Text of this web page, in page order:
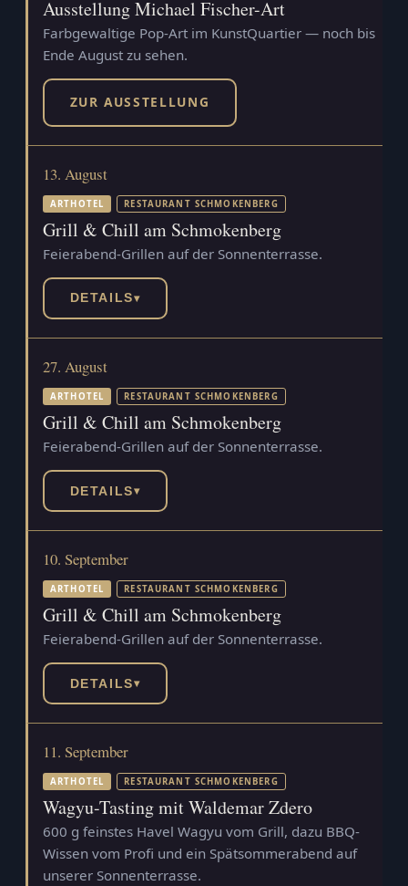
Ausstellung Michael Fischer-Art
Farbgewaltige Pop-Art im KunstQuartier — noch bis
Ende August zu sehen.
ZUR AUSSTELLUNG
13. August
ARTHOTEL RESTAURANT SCHMOKENBERG
Grill & Chill am Schmokenberg
Feierabend-Grillen auf der Sonnenterrasse.
DETAILS▾
27. August
ARTHOTEL RESTAURANT SCHMOKENBERG
Grill & Chill am Schmokenberg
Feierabend-Grillen auf der Sonnenterrasse.
DETAILS▾
10. September
ARTHOTEL RESTAURANT SCHMOKENBERG
Grill & Chill am Schmokenberg
Feierabend-Grillen auf der Sonnenterrasse.
DETAILS▾
11. September
ARTHOTEL RESTAURANT SCHMOKENBERG
Wagyu-Tasting mit Waldemar Zdero
600 g feinstes Havel Wagyu vom Grill, dazu BBQ-
Wissen vom Profi und ein Spätsommerabend auf
unserer Sonnenterrasse.